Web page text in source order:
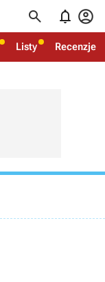
  
Listy Recenzje